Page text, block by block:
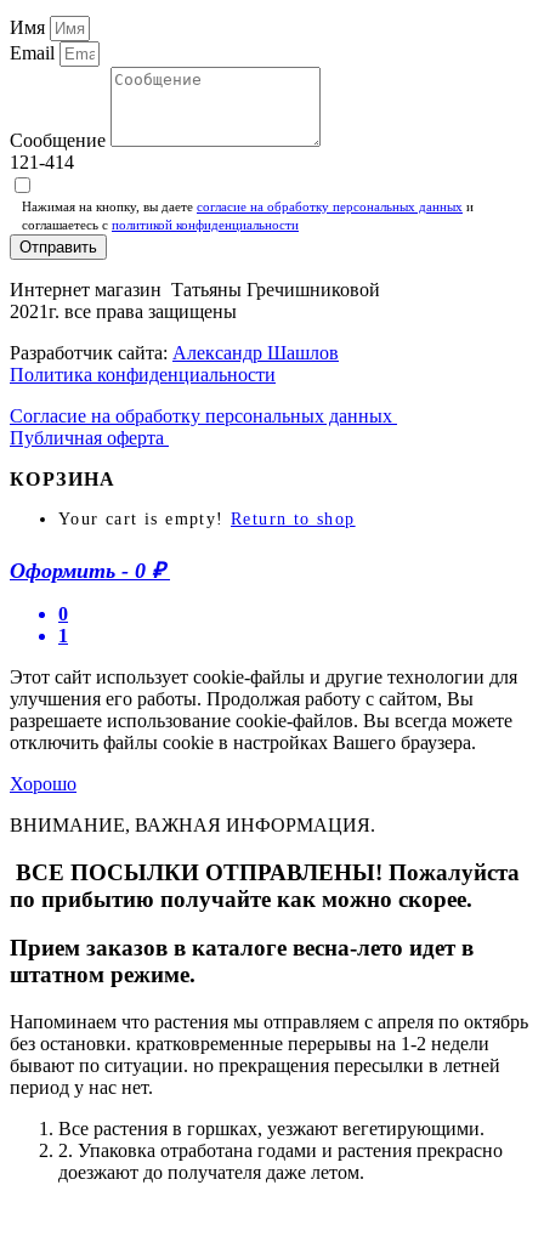
Имя
Email
Сообщение
121-414
Нажимая на кнопку, вы даете согласие на обработку персональных данных и
соглашаетесь c политикой конфиденциальности
Отправить
Интернет магазин Татьяны Гречишниковой
2021г. все права защищены
Разработчик сайта: Александр Шашлов
Политика конфиденциальности
Согласие на обработку персональных данных
Публичная оферта
КОРЗИНА
Your cart is empty! Return to shop
Оформить - 0 ₽
0
1
Этот сайт использует cookie-файлы и другие технологии для
улучшения его работы. Продолжая работу с сайтом, Вы
разрешаете использование cookie-файлов. Вы всегда можете
отключить файлы cookie в настройках Вашего браузера.
Хорошо
ВНИМАНИЕ, ВАЖНАЯ ИНФОРМАЦИЯ.
ВСЕ ПОСЫЛКИ ОТПРАВЛЕНЫ! Пожалуйста
по прибытию получайте как можно скорее.
Прием заказов в каталоге весна-лето идет в
штатном режиме.
Напоминаем что растения мы отправляем с апреля по октябрь
без остановки. кратковременные перерывы на 1-2 недели
бывают по ситуации. но прекращения пересылки в летней
период у нас нет.
Все растения в горшках, уезжают вегетирующими.
2. Упаковка отработана годами и растения прекрасно
доезжают до получателя даже летом.